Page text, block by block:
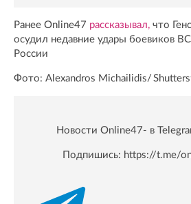
Ранее Online47 рассказывал, что
осудил недавние удары боевиков
России
Фото: Alexandros Michailidis/
Новости Online47- в
Подпишись: https://t.me/